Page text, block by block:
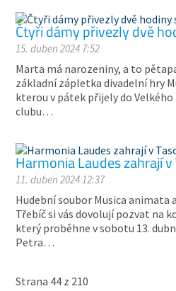
Čtyři dámy přivezly dvě
15. duben 2024 7:52
Marta má narozeniny, a to
základní zápletka divadelní hry
kterou v pátek přijely do
clubu…
Harmonia Laudes zahrají v
11. duben 2024 12:37
Hudební soubor Musica animata
Třebíč si vás dovolují pozvat na
který proběhne v sobotu 13.
Petra…
Strana 44 z 210